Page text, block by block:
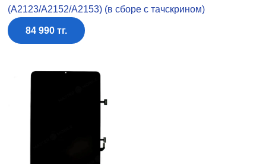
(A2123/A2152/A2153) (в сборе с тачскрином)
84 990 тг.